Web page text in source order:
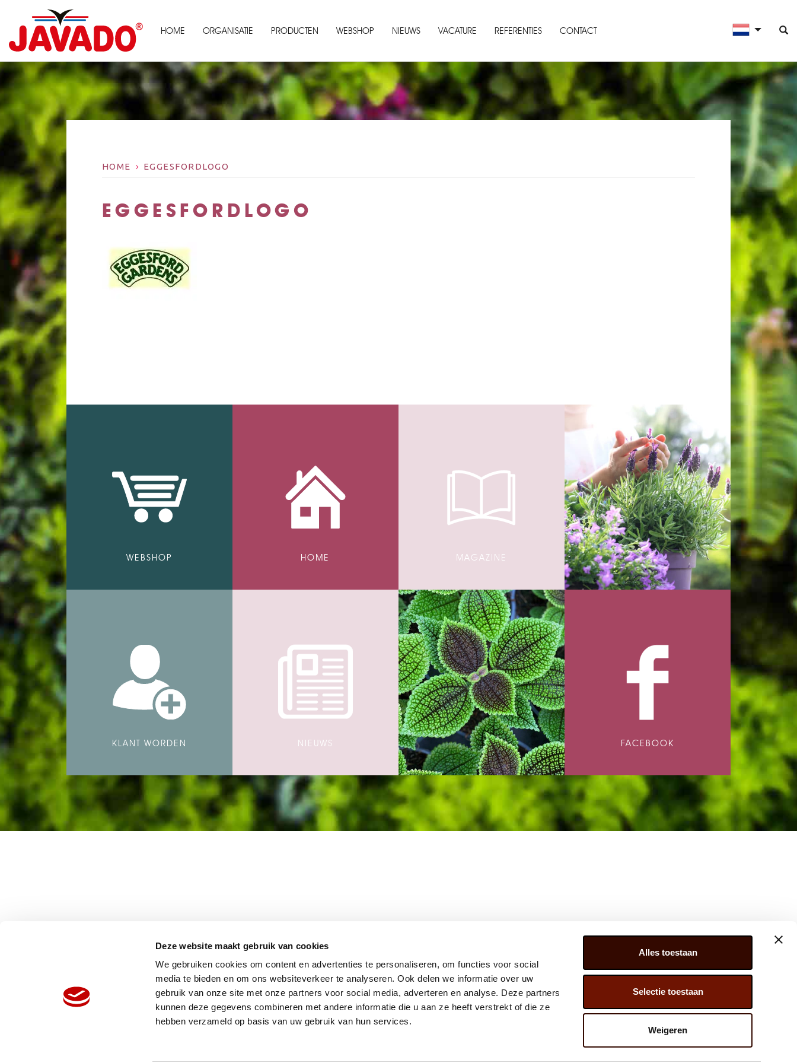
Deze website maakt gebruik van cookies
We gebruiken cookies om content en advertenties te personaliseren, om functies voor social
media te bieden en om ons websiteverkeer te analyseren. Ook delen we informatie over uw
gebruik van onze site met onze partners voor social media, adverteren en analyse. Deze partners
kunnen deze gegevens combineren met andere informatie die u aan ze heeft verstrekt of die ze
hebben verzameld op basis van uw gebruik van hun services.
Alles toestaan
Selectie toestaan
Weigeren
HOME ORGANISATIE PRODUCTEN WEBSHOP NIEUWS VACATURE REFERENTIES CONTACT
HOME EGGESFORDLOGO
EGGESFORDLOGO
WEBSHOP HOME MAGAZINE
KLANT WORDEN NIEUWS FACEBOOK
HOME
REFERENTIES
WEBSHOP
PRIVACY STATEMENT
CONTACT
JUPITER 279, 2675 LW, HONSELERSDIJK,
NL
INFO@JAVADOPLANT.COM